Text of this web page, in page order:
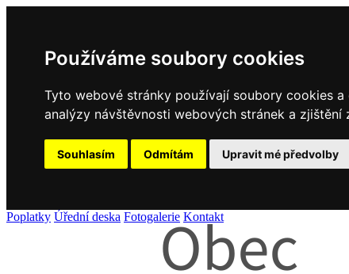
Používáme soubory cookies
Tyto webové stránky používají soubory cookies
analýzy návštěvnosti webových stránek a zjištění
Souhlasím Odmítám Upravit mé předvolby
Poplatky Úřední deska Fotogalerie Kontakt